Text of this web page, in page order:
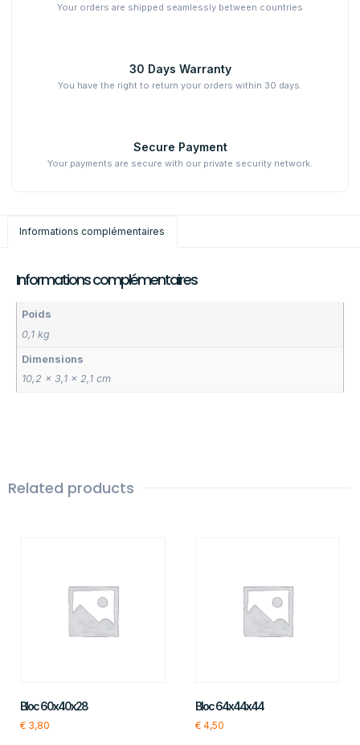
Your orders are shipped seamlessly between countries
30 Days Warranty
You have the right to return your orders within 30 days.
Secure Payment
Your payments are secure with our private security network.
Informations complémentaires
Informations complémentaires
Poids
0,1 kg
Dimensions
10,2 × 3,1 × 2,1 cm
Related products
Bloc 60x40x28
€ 3,80
Bloc 64x44x44
€4,50